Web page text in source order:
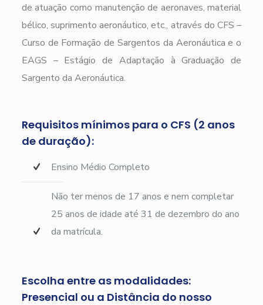
de atuação como manutenção de aeronaves, material
bélico, suprimento aeronáutico, etc., através do CFS –
Curso de Formação de Sargentos da Aeronáutica e o
EAGS – Estágio de Adaptação à Graduação de
Sargento da Aeronáutica.
Requisitos mínimos para o CFS (2 anos
de duração):
Ensino Médio Completo
Não ter menos de 17 anos e nem completar
25 anos de idade até 31 de dezembro do ano
da matrícula.
Escolha entre as modalidades:
Presencial ou a Distância do nosso